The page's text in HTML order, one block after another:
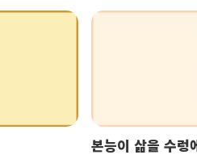
본능이 삶을 수렁